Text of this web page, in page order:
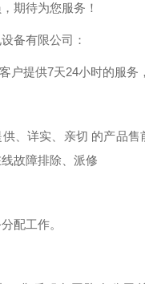
期待为您服务！
备有限公司：
户提供7天24小时的服务
、详实、亲切 的产品售
故障排除、派修
配工作。